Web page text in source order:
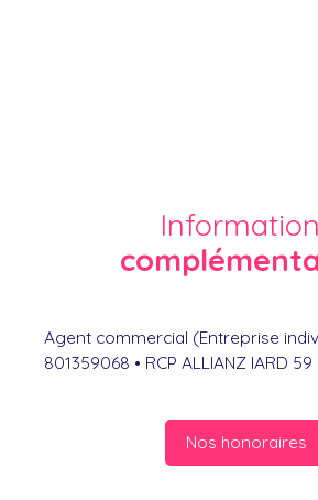
Agent commercial (Entreprise
801359068 • RCP ALLIANZ IARD 59
Nos honoraires